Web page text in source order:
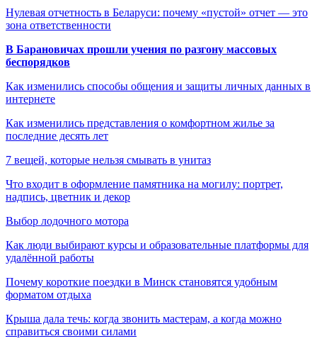
Нулевая отчетность в Беларуси: почему «пустой» отчет — это
зона ответственности
В Барановичах прошли учения по разгону массовых
беспорядков
Как изменились способы общения и защиты личных данных в
интернете
Как изменились представления о комфортном жилье за
последние десять лет
7 вещей, которые нельзя смывать в унитаз
Что входит в оформление памятника на могилу: портрет,
надпись, цветник и декор
Выбор лодочного мотора
Как люди выбирают курсы и образовательные платформы для
удалённой работы
Почему короткие поездки в Минск становятся удобным
форматом отдыха
Крыша дала течь: когда звонить мастерам, а когда можно
справиться своими силами